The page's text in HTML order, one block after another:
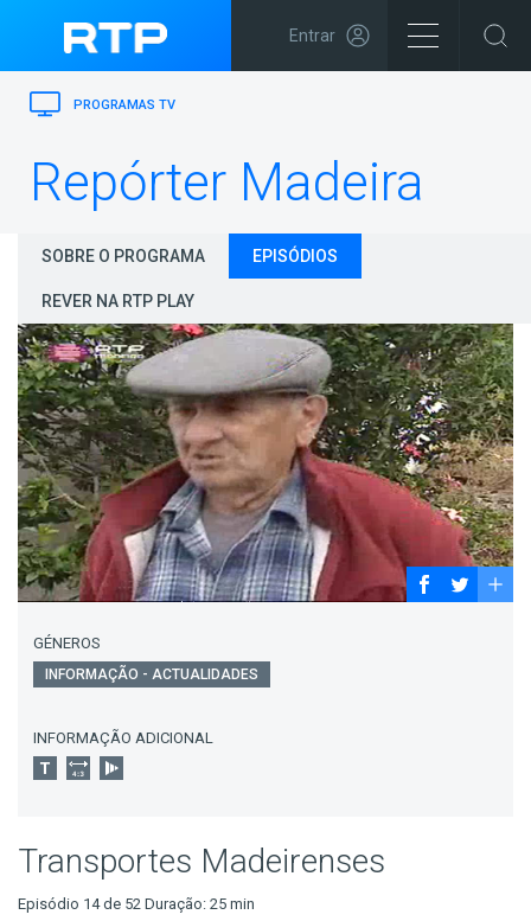
Entrar
PROGRAMAS TV
Repórter Madeira
SOBRE O PROGRAMA EPISÓDIOS
REVER NA RTP PLAY
GÉNEROS
INFORMAÇÃO - ACTUALIDADES
INFORMAÇÃO ADICIONAL
Transportes Madeirenses
Episódio 14 de 52 Duração: 25 min